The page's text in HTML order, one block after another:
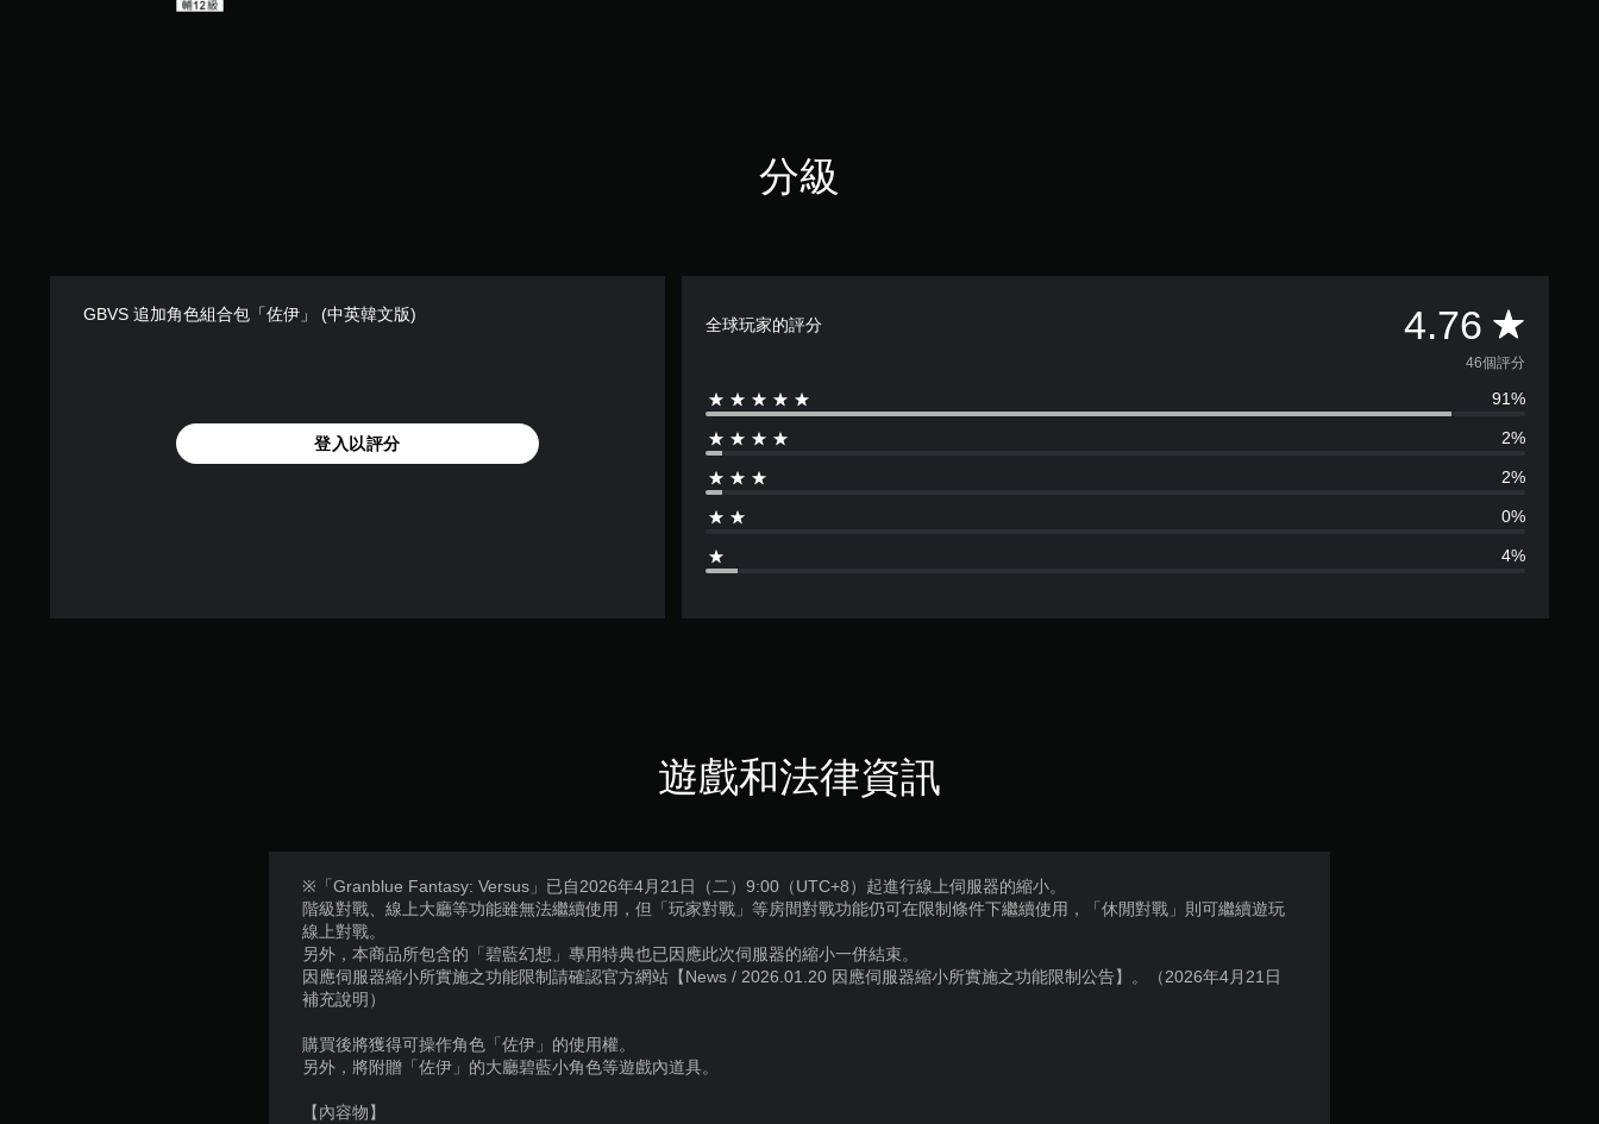
分級
GBVS 追加角色組合包「佐伊」 (中英韓文版)
登入以評分
全球玩家的評分 4.76 平
均
評
分
為
4
.
46個評分
91%
2%
2%
0%
4%
遊戲和法律資訊
※「Granblue Fantasy: Versus」已自2026年4月21日（二）9:00（UTC+8）起進行線上伺服器的縮小。
階級對戰、線上大廳等功能雖無法繼續使用，但「玩家對戰」等房間對戰功能仍可在限制條件下繼續使用，「休閒對戰」則可繼續遊玩
線上對戰。
另外，本商品所包含的「碧藍幻想」專用特典也已因應此次伺服器的縮小一併結束。
因應伺服器縮小所實施之功能限制請確認官方網站【News / 2026.01.20 因應伺服器縮小所實施之功能限制公告】。（2026年4月21日
補充說明）
購買後將獲得可操作角色「佐伊」的使用權。
另外，將附贈「佐伊」的大廳碧藍小角色等遊戲內道具。
【內容物】